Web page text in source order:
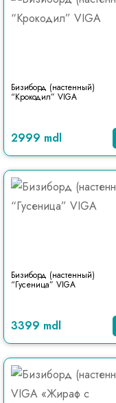
Бизиборд (настенный)
“Крокодил” VIGA
2999 mdl
Бизиборд (настенный)
“Гусеница” VIGA
3399 mdl